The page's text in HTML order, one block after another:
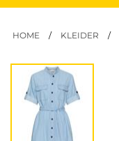
HOME / KLEIDER /